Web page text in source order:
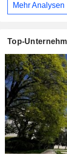
Mehr Analysen
Top-